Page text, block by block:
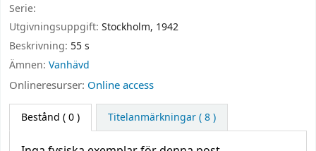
Serie:
Utgivningsuppgift: Stockholm, 1942
Beskrivning: 55 s
Ämnen: Vanhävd
Onlineresurser: Online access
Bestånd ( 0 ) Titelanmärkningar ( 8 )